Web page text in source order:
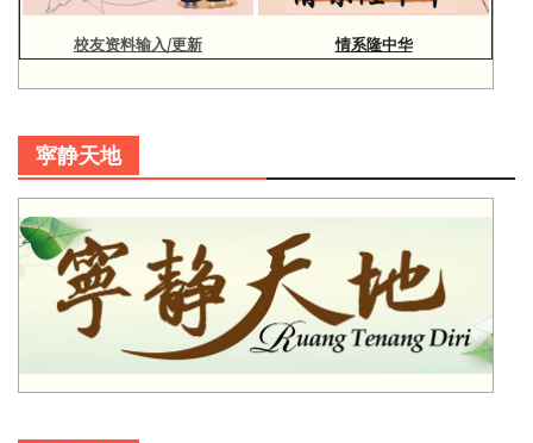
校友资料输入/更新 情系隆中华
寜静天地